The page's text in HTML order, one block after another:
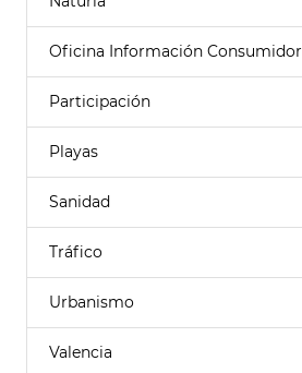
Oficina Información Consumidor
Participación
Playas
Sanidad
Tráfico
Urbanismo
Valencia